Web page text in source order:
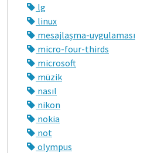
lg
linux
mesajlaşma-uygulaması
micro-four-thirds
microsoft
müzik
nasıl
nikon
nokia
not
olympus